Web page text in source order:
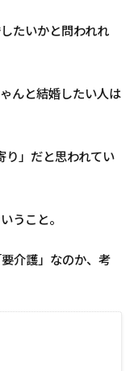
たいかと問われれ
んと結婚したい人は
り」だと思われてい
うこと。
介護」なのか、考